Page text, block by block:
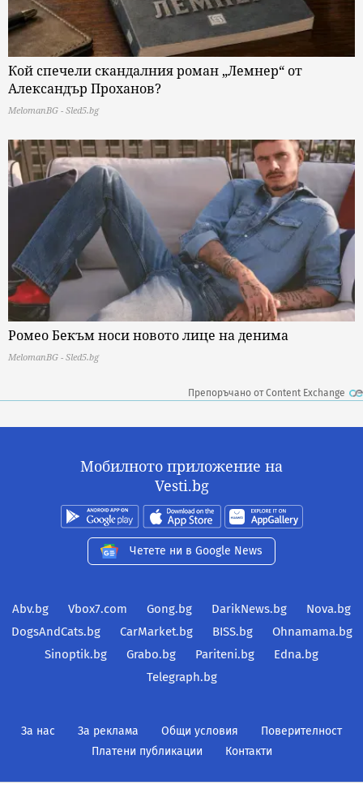
Кой спечели скандалния роман „Лемнер“ от
Александър Проханов?
MelomanBG - Sled5.bg
Ромео Бекъм носи новото лице на денима
MelomanBG - Sled5.bg
Препоръчано от Content Exchange
Мобилното приложение на
Vesti.bg
Четете ни в Google News
Abv.bg Vbox7.com Gong.bg DarikNews.bg
Nova.bg
DogsAndCats.bg
CarMarket.bg BISS.bg
Ohnamama.bg
Sinoptik.bg
Grabo.bg Pariteni.bg
Edna.bg
Telegraph.bg
За нас За реклама Общи условия
Поверителност
Платени публикации
Контакти